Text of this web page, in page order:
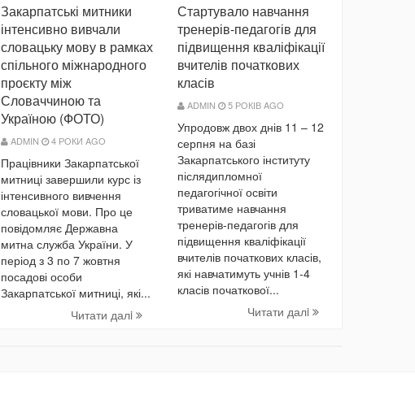
Закарпатські митники
інтенсивно вивчали
словацьку мову в рамках
спільного міжнародного
проєкту між
Словаччиною та
Україною (ФОТО)
ADMIN 4 РОКИ AGO
Працівники Закарпатської
митниці завершили курс із
інтенсивного вивчення
словацької мови. Про це
повідомляє Державна
митна служба України. У
період з 3 по 7 жовтня
посадові особи
Закарпатської митниці, які...
Читати далi
Стартувало навчання
тренерів-педагогів для
підвищення кваліфікації
вчителів початкових
класів
ADMIN 5 РОКІВ AGO
Упродовж двох днів 11 – 12
серпня на базі
Закарпатського інституту
післядипломної
педагогічної освіти
триватиме навчання
тренерів-педагогів для
підвищення кваліфікації
вчителів початкових класів,
які навчатимуть учнів 1-4
класів початкової...
Читати далi